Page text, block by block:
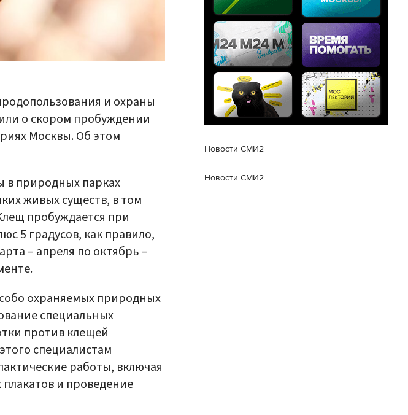
и охраны
о скором пробуждении
Москвы. Об этом
в природных парках
живых существ, в том
пробуждается при
5 градусов, как правило,
– апреля по октябрь –
охраняемых природных
специальных
против клещей
специалистам
работы, включая
и проведение
Новости СМИ2
Новости СМИ2